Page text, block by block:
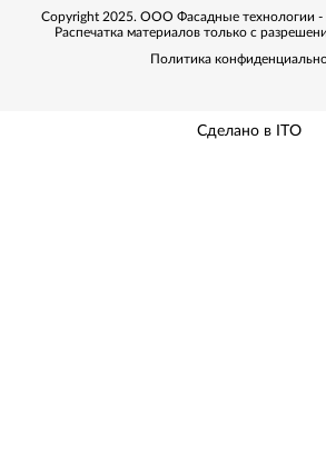
Copyright 2025. ООО Фасадные технологии -
Распечатка материалов только с
Политика
Сделано в ITO